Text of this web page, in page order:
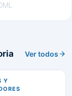
Ver todos
Y